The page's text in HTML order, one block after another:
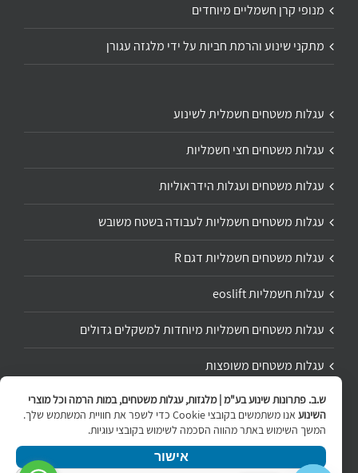
מנופי קרן חשמליים מיוחדים
מתקני שינוע והרמת חביות על ידי מלגזה עגורן
עגלות משטחים חשמלית לשינוע
עגלות משטחים חצי חשמליות
עגלות משטחים ועגלות הידראוליות
עגלות משטחים חשמליות לעבודה בשטח משובש
עגלות משטחים חשמליות דגם R
עגלות חשמליות eoslift
עגלות משטחים חשמליות מיוחדות למשקלים גדולים
עגלות משטחים משופצות
תיקון ושיפוץ עגלת משטחים
ש.ב. פתרונות שינוע בע"מ | מלגזות, עגלות משטחים, במות הרמה וכל מוצרי
השינוע
אנו משתמשים בקובצי Cookie כדי לשפר את חוויית המשתמש שלך.
המשך השימוש באתר מהווה הסכמה לשימוש בקובצי עוגיות.
אישור